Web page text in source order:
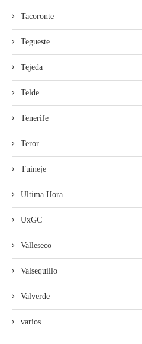
Tacoronte
Tegueste
Tejeda
Telde
Tenerife
Teror
Tuineje
Ultima Hora
UxGC
Valleseco
Valsequillo
Valverde
varios